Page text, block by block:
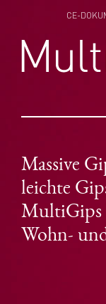
CE-
Massive
leichte
MultiGips
Wohn-